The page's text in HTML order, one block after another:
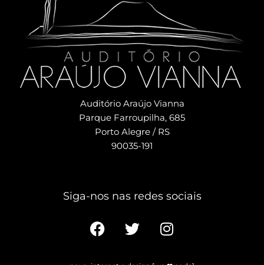
Auditório Araújo Vianna
Parque Farroupilha, 685
Porto Alegre / RS
90035-191
Siga-nos nas redes sociais​